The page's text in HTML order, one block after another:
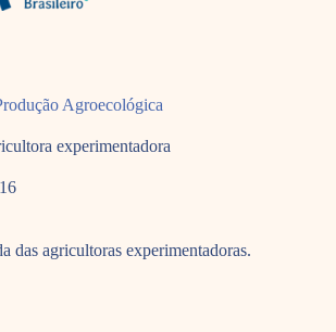
Agroecológica
experimentadora
das agricultoras experimentadoras.